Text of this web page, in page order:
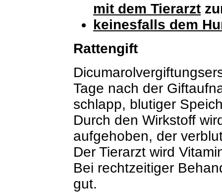
mit dem Tierarzt
keinesfalls dem
Rattengift
Tage nach der
schlapp, blutiger
Durch den Wirkstoff
aufgehoben, der
Der Tierarzt wird
Bei rechtzeitiger
gut.